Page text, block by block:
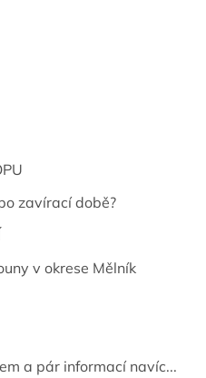
zavírací době?
v okrese Mělník
a pár informací navíc...